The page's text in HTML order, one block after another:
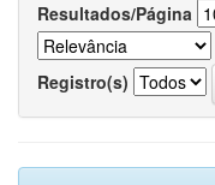
Resultados/Página
Registro(s)